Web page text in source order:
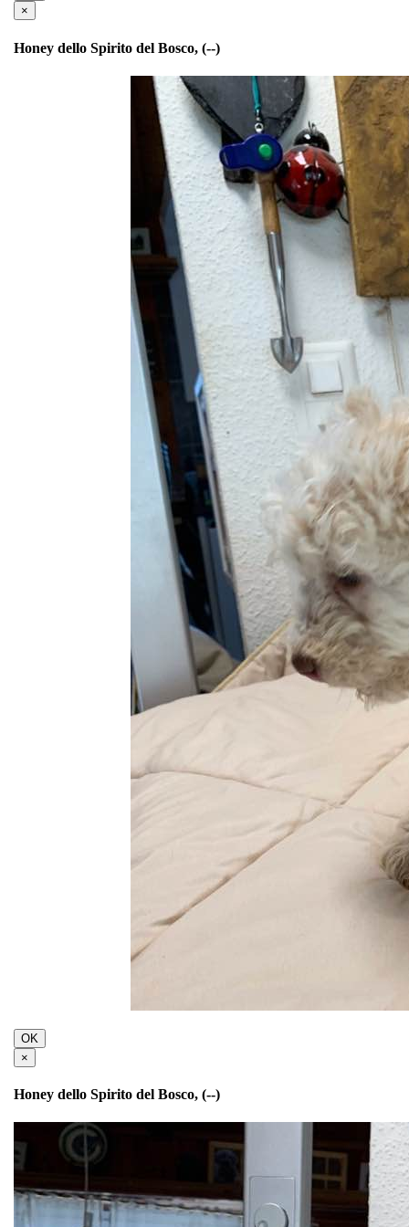
×
Honey dello Spirito del Bosco, (--)
OK
×
Honey dello Spirito del Bosco, (--)